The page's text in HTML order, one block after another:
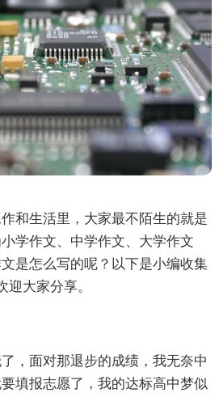
和生活里，大家最不陌生的就是
学作文、中学作文、大学作文
文是怎么写的呢？以下是小编收集
大家分享。
，面对那退步的成绩，我无奈中
填报志愿了，我的达标高中梦似